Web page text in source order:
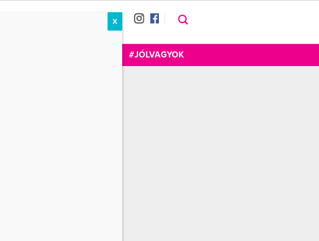
#JÓLVAGYOK
X